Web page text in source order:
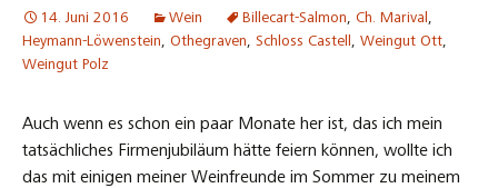
14. Juni 2016 Wein Billecart-Salmon, Ch. Marival,
Heymann-Löwenstein, Othegraven, Schloss Castell, Weingut Ott,
Weingut Polz
Auch wenn es schon ein paar Monate her ist, das ich mein
tatsächliches Firmenjubiläum hätte feiern können, wollte ich
das mit einigen meiner Weinfreunde im Sommer zu meinem